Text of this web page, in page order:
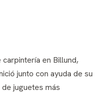
en Billund,
junto con ayuda de su
juguetes más